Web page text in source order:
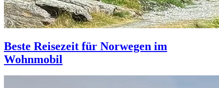
Beste Reisezeit für Norwegen im
Wohnmobil